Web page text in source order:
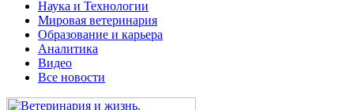
Наука и Технологии
Мировая ветеринария
Образование и карьера
Аналитика
Видео
Все новости